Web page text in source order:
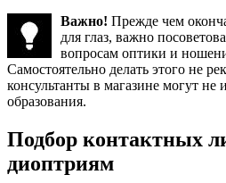
Важно! Прежде чем
для глаз, важно
вопросам оптики и
Самостоятельно делать этого не
консультанты в магазине могут не
образования.
Подбор контактных
диоптриям